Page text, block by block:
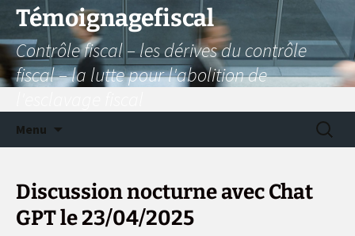
Aller
contenu
Témoignagefiscal
Contrôle fiscal – les dérives du contrôle
fiscal – la lutte pour l'abolition de
Menu
Discussion nocturne avec Chat
GPT le 23/04/2025